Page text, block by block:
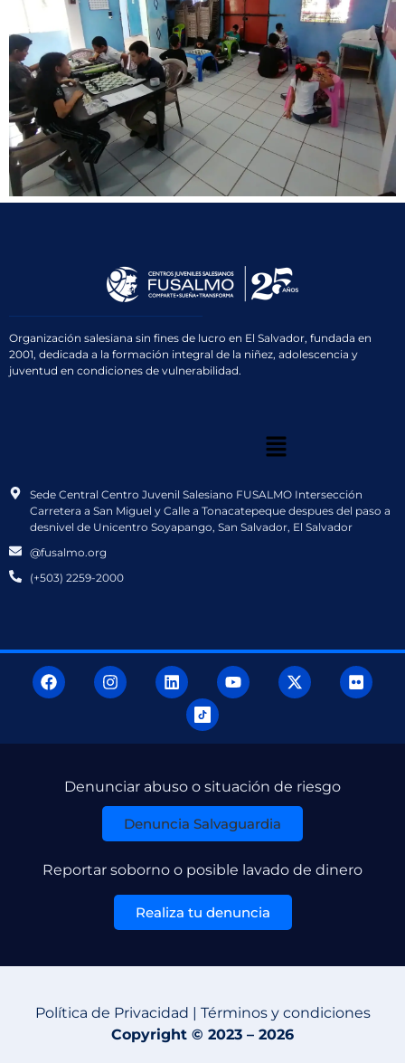
Organización salesiana sin fines de lucro en El Salvador, fundada en
2001, dedicada a la formación integral de la niñez, adolescencia y
juventud en condiciones de vulnerabilidad.
Sede Central Centro Juvenil Salesiano FUSALMO Intersección
Carretera a San Miguel y Calle a Tonacatepeque despues del paso a
desnivel de Unicentro Soyapango, San Salvador, El Salvador
@fusalmo.org
(+503) 2259-2000
Denunciar abuso o situación de riesgo
Denuncia Salvaguardia
Reportar soborno o posible lavado de dinero
Realiza tu denuncia
Política de Privacidad | Términos y condiciones
Copyright © 2023 – 2026